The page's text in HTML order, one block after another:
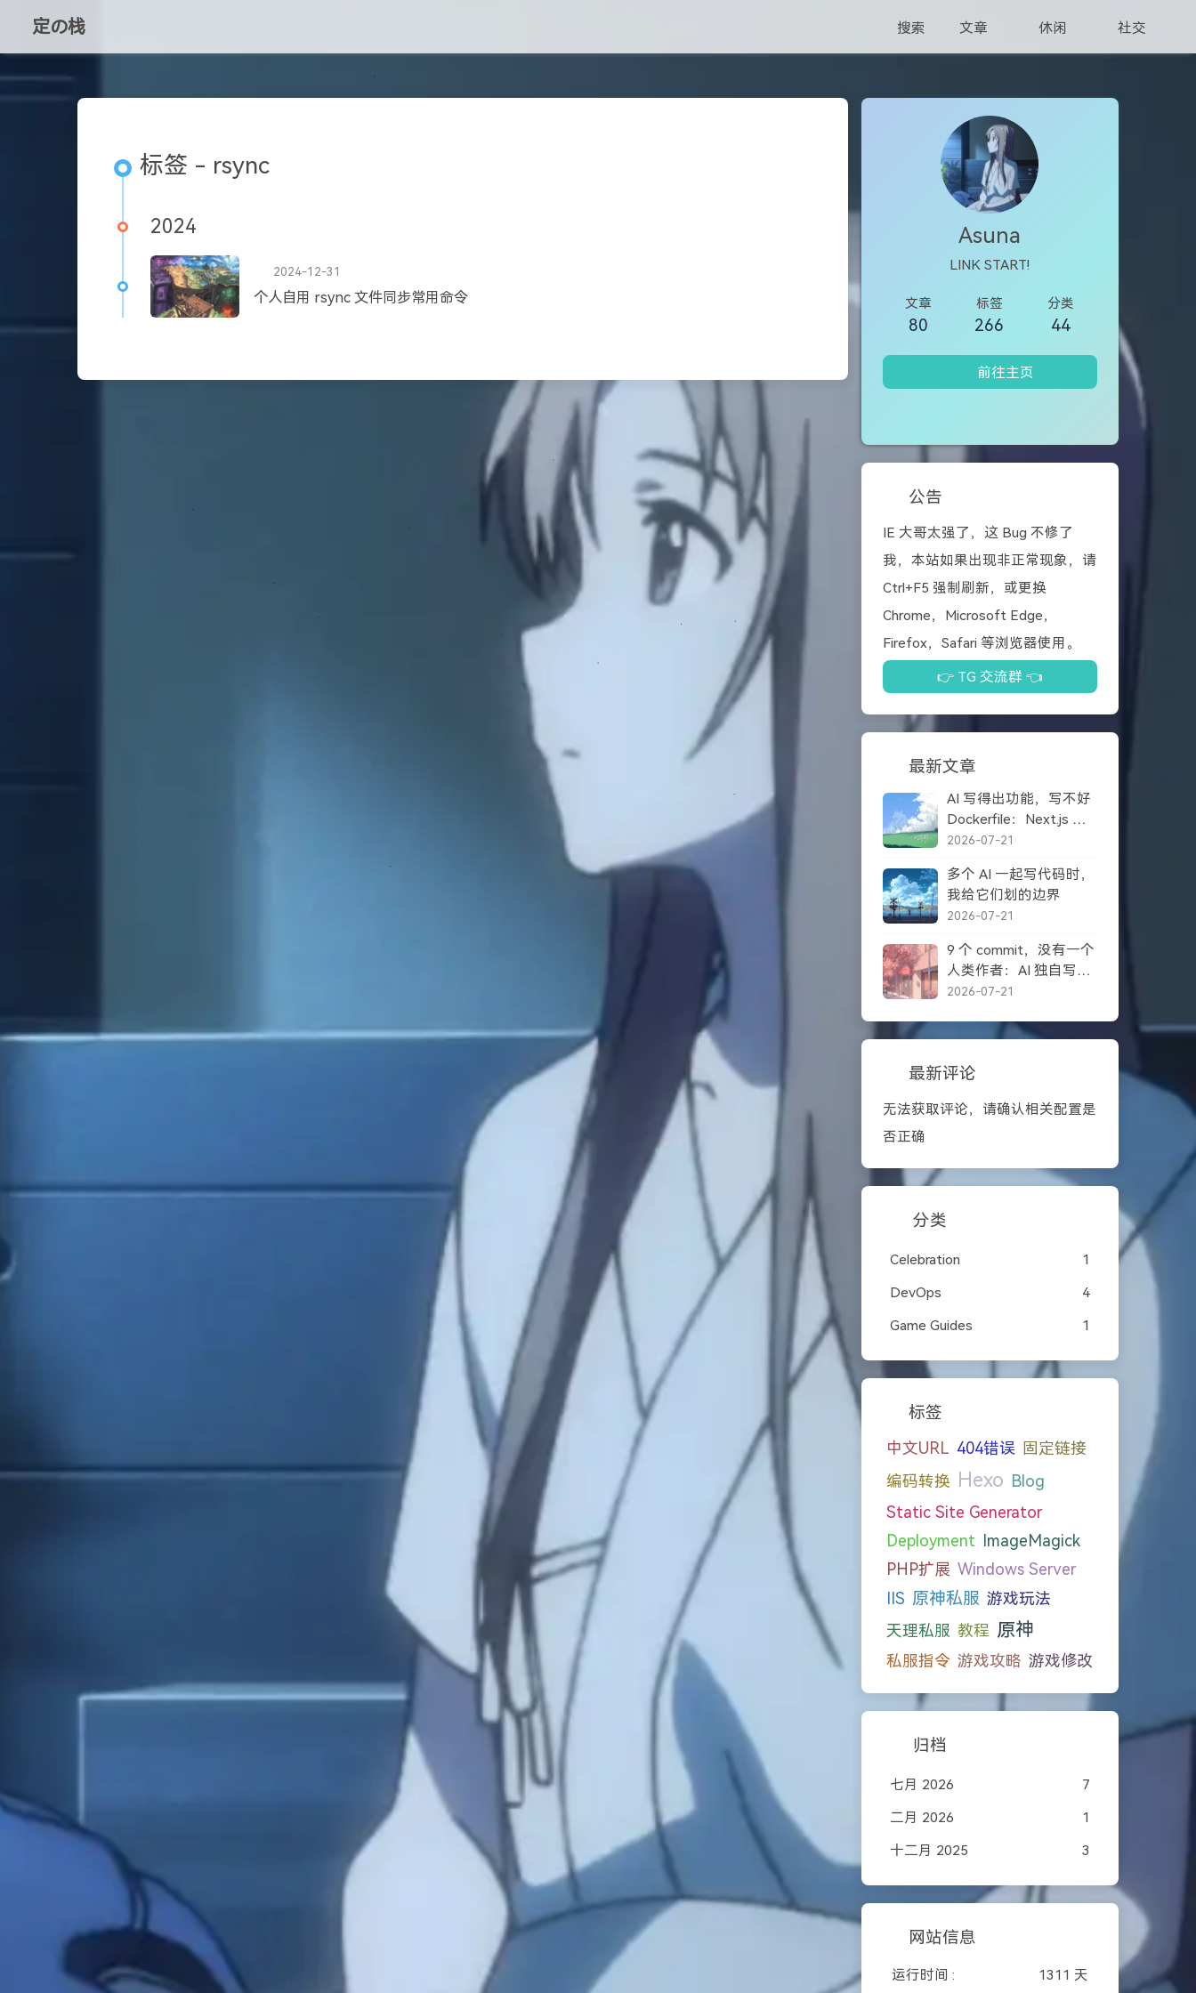
定の栈 搜索 文章 休闲 社交
标签 - rsync
2024
2024-12-31
个人自用 rsync 文件同步常用命令
Asuna
LINK START!
文章
80
标签
266
分类
44
前往主页
公告
IE 大哥太强了，这 Bug 不修了
我，本站如果出现非正常现象，请
Ctrl+F5 强制刷新，或更换
Chrome，Microsoft Edge，
Firefox，Safari 等浏览器使用。
👉 TG 交流群 👈
最新文章
AI 写得出功能，写不好
Dockerfile：Next.js 自
托管踩坑记录
2026-07-21
多个 AI 一起写代码时，
我给它们划的边界
2026-07-21
9 个 commit，没有一个
人类作者：AI 独自写完
一个项目之后
2026-07-21
最新评论
无法获取评论，请确认相关配置是
否正确
分类
Celebration 1
DevOps 4
Game Guides 1
标签
中文URL 404错误 固定链接
编码转换
Hexo Blog
Static Site Generator
Deployment
ImageMagick
PHP扩展 Windows Server
IIS 原神私服 游戏玩法
天理私服 教程 原神
私服指令 游戏攻略 游戏修改
归档
七月 2026 7
二月 2026 1
十二月 2025 3
网站信息
运行时间 : 1311 天